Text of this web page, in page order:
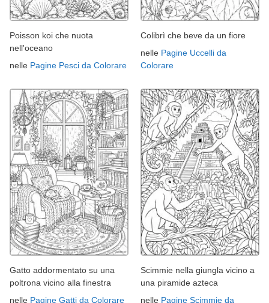
Poisson koi che nuota
nell'oceano
nelle Pagine Pesci da Colorare
Colibrì che beve da un fiore
nelle Pagine Uccelli da
Colorare
Gatto addormentato su una
poltrona vicino alla finestra
nelle Pagine Gatti da Colorare
Scimmie nella giungla vicino a
una piramide azteca
nelle Pagine Scimmie da